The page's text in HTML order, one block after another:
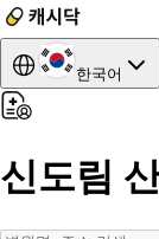
한국어
신도림